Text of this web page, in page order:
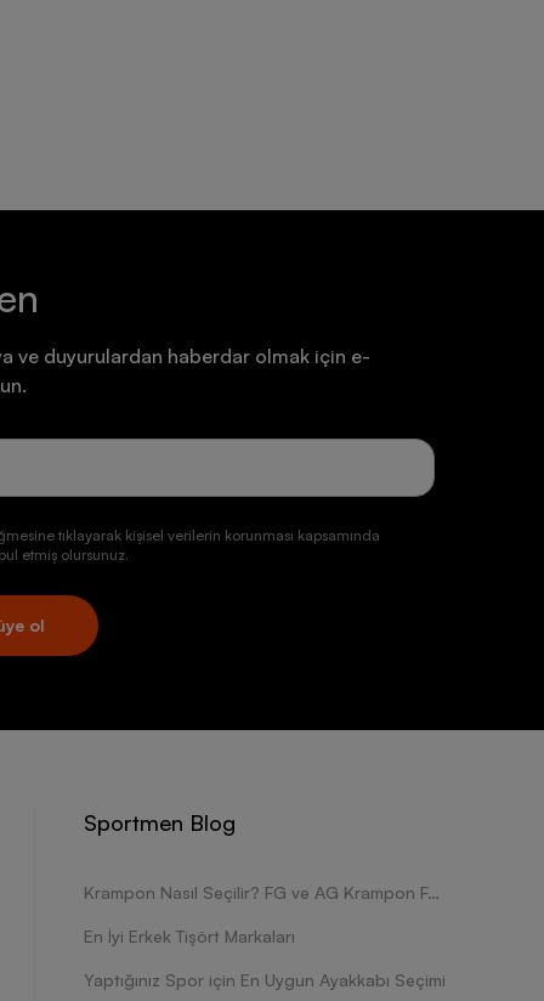
ve duyurulardan haberdar olmak için e-
tıklayarak kişisel verilerin korunması kapsamında
etmiş olursunuz.
ol
Sportmen Blog
Krampon Nasıl Seçilir? FG ve AG Krampon Farkları Nelerdir?
En İyi Erkek Tişört Markaları
Yaptığınız Spor için En Uygun Ayakkabı Seçimi